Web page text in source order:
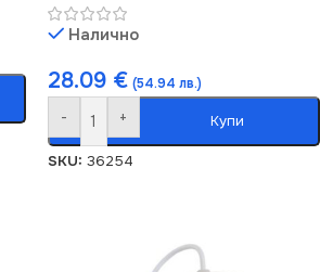
Налично
28.09 € (54.94 лв.)
- + Купи
SKU: 36254